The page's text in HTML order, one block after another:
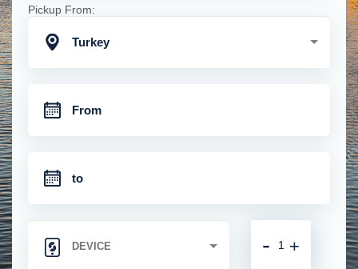
Pickup From:
Turkey
+
-